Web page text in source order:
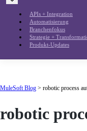
APIs + Integration
Automatisierung
Branchenfokus
Strategie +
Produkt-Updates
MuleSoft Blog > robotic process
robotic